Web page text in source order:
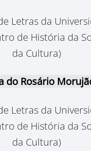
Letras da
de História da
da Cultura)
do Rosário
Letras da
de História da
da Cultura)